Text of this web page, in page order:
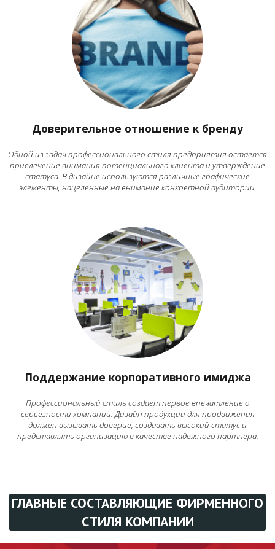
Доверительное отношение к бренду
Одной из задач профессионального стиля предприятия остается
привлечение внимания потенциального клиента и утверждение
статуса. В дизайне используются различные графические
элементы, нацеленные на внимание конкретной аудитории.
Поддержание корпоративного имиджа
Профессиональный стиль создает первое впечатление о
серьезности компании. Дизайн продукции для продвижения
должен вызывать доверие, создавать высокий статус и
представлять организацию в качестве надежного партнера.
ГЛАВНЫЕ СОСТАВЛЯЮЩИЕ ФИРМЕННОГО
СТИЛЯ КОМПАНИИ